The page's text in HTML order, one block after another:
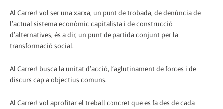
Al Carrer! vol ser una xarxa, un punt de trobada, de denúncia de
l’actual sistema econòmic capitalista i de construcció
d’alternatives, és a dir, un punt de partida conjunt per la
transformació social.
Al Carrer! busca la unitat d’acció, l’aglutinament de forces i de
discurs cap a objectius comuns.
Al Carrer! vol aprofitar el treball concret que es fa des de cada